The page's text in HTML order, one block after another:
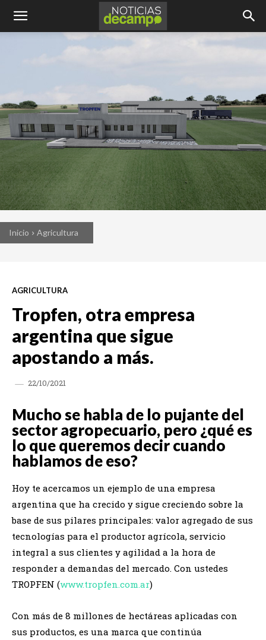
Inicio Agricultura
AGRICULTURA
Tropfen, otra empresa
argentina que sigue
apostando a más.
22/10/2021
Mucho se habla de lo pujante del
sector agropecuario, pero ¿qué es
lo que queremos decir cuando
hablamos de eso?
Hoy te acercamos un ejemplo de una empresa
argentina que ha crecido y sigue creciendo sobre la
base de sus pilares principales: valor agregado de sus
tecnologías para el productor agrícola, servicio
integral a sus clientes y agilidad a la hora de
responder a demandas del mercado. Con ustedes
TROPFEN (www.tropfen.com.ar)
Con más de 8 millones de hectáreas aplicadas con
sus productos, es una marca que continúa